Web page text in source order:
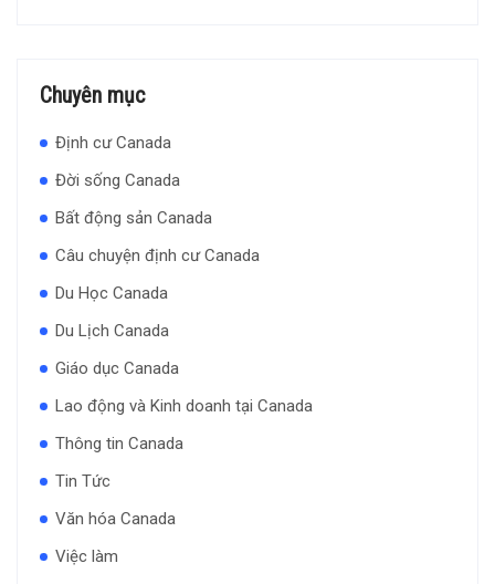
Chuyên mục
Định cư Canada
Đời sống Canada
Bất động sản Canada
Câu chuyện định cư Canada
Du Học Canada
Du Lịch Canada
Giáo dục Canada
Lao động và Kinh doanh tại Canada
Thông tin Canada
Tin Tức
Văn hóa Canada
Việc làm